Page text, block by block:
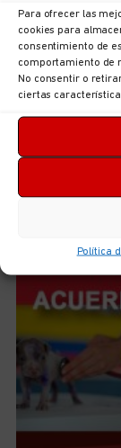
Para ofrecer las
cookies para
consentimiento de
comportamiento de
No consentir o
ciertas
Política
UGT
ordenación
Justicia y